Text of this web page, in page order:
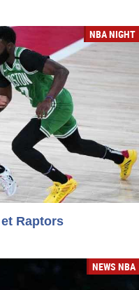
NBA NIGHT
Raptors
NEWS NBA